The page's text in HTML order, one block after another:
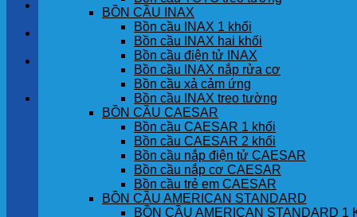
GÓC KHÁCH HÀNG
Chưa có sản phẩm trong giỏ hàng.
BỒN CẦU INAX
Bồn cầu INAX 1 khối
Bồn cầu INAX hai khối
Bồn cầu điện tử INAX
Bồn cầu INAX nắp rửa cơ
Bồn cầu xả cảm ứng
Bồn cầu INAX treo tường
BỒN CẦU CAESAR
Bồn cầu CAESAR 1 khối
Bồn cầu CAESAR 2 khối
Bồn cầu nắp điện tử CAESAR
Bồn cầu nắp cơ CAESAR
Bồn cầu trẻ em CAESAR
BỒN CẦU AMERICAN STANDARD
BỒN CẦU AMERICAN STANDARD 1